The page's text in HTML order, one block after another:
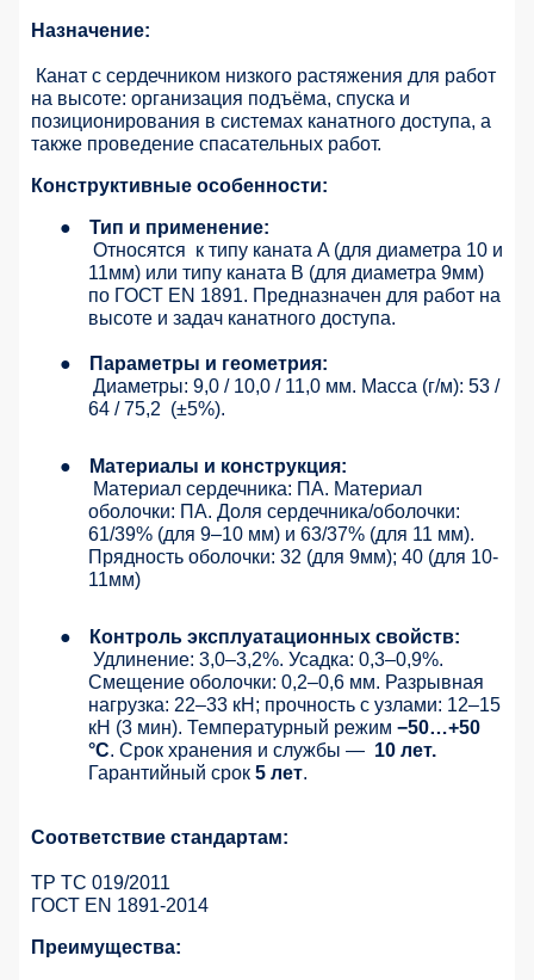
Назначение:
Канат с сердечником низкого растяжения для работ
на высоте: организация подъёма, спуска и
позиционирования в системах канатного доступа, а
также проведение спасательных работ.
Конструктивные особенности:
●
Тип и применение:
Относятся к типу каната A (для диаметра 10 и
11мм) или типу каната B (для диаметра 9мм)
по ГОСТ EN 1891. Предназначен для работ на
высоте и задач канатного доступа.
●
Параметры и геометрия:
Диаметры: 9,0 / 10,0 / 11,0 мм. Масса (г/м): 53 /
64 / 75,2 (±5%).
●
Материалы и конструкция:
Материал сердечника: ПА. Материал
оболочки: ПА. Доля сердечника/оболочки:
61/39% (для 9–10 мм) и 63/37% (для 11 мм).
Прядность оболочки: 32 (для 9мм); 40 (для 10-
11мм)
●
Контроль эксплуатационных свойств:
Удлинение: 3,0–3,2%. Усадка: 0,3–0,9%.
Смещение оболочки: 0,2–0,6 мм. Разрывная
нагрузка: 22–33 кН; прочность с узлами: 12–15
кН (3 мин). Температурный режим −50…+50
°C. Срок хранения и службы — 10 лет.
Гарантийный срок 5 лет.
Соответствие стандартам:
ТР ТС 019/2011
ГОСТ EN 1891-2014
Преимущества: